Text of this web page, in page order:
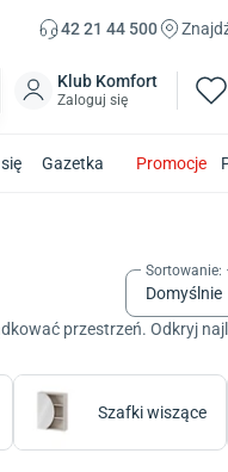
42 21 44 500
Klub Komfort
Zaloguj się
Gazetka Promocje
Sortowanie:
Domyślnie
przestrzeń. Odkryj
Szafki wiszące